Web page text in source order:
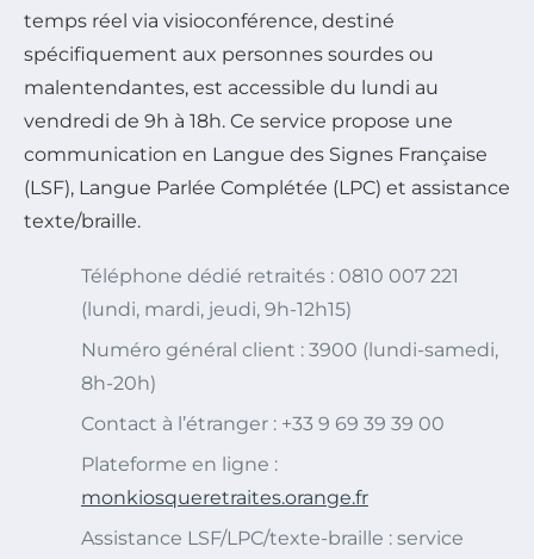
temps réel via visioconférence, destiné
spécifiquement aux personnes sourdes ou
malentendantes, est accessible du lundi au
vendredi de 9h à 18h. Ce service propose une
communication en Langue des Signes Française
(LSF), Langue Parlée Complétée (LPC) et assistance
texte/braille.
Téléphone dédié retraités : 0810 007 221
(lundi, mardi, jeudi, 9h-12h15)
Numéro général client : 3900 (lundi-samedi,
8h-20h)
Contact à l’étranger : +33 9 69 39 39 00
Plateforme en ligne :
monkiosqueretraites.orange.fr
Assistance LSF/LPC/texte-braille : service